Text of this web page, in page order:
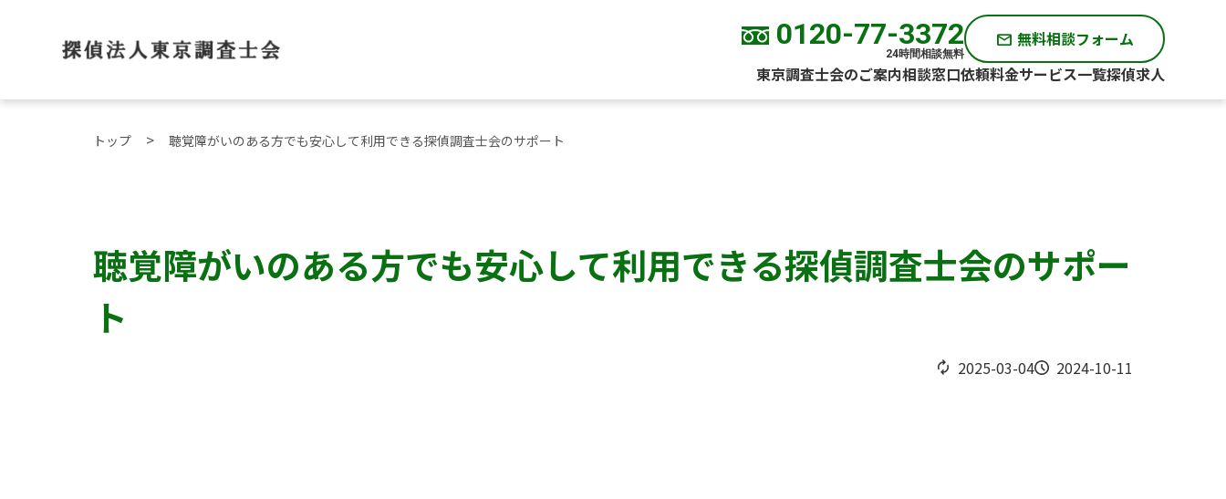
0120-77-3372
24時間相談無料
mail 無料相談フォーム
東京調査士会のご案内相談窓口依頼料金サービス一覧探偵求人
トップ 聴覚障がいのある方でも安心して利用できる探偵調査士会のサポート
聴覚障がいのある方でも安心して利用できる探偵調査士会のサポー
ト
2025-03-04 2024-10-11